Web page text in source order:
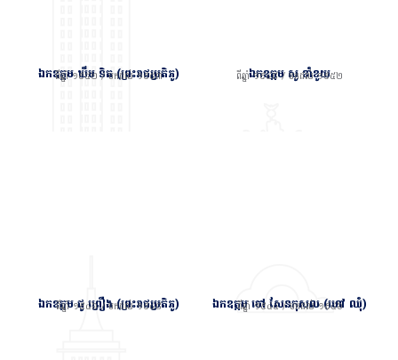
ឯកឧត្តម ឃឹម ទិត (ព្រះរាជប្រតិភូ)
ពីឆ្នាំ ១៩៥២ / មកដល់ ១៩៥៣ ឯកឧត្តម សូ ខាំខូយ
ពីឆ្នាំ ១៩៤៨ / មកដល់ ១៩៥២
ឯកឧត្តម ផូ ព្រឿង (ព្រះរាជប្រតិភូ)
ពីឆ្នាំ ១៩៤៦ / មកដល់ ១៩៤៨ ឯកឧត្តម ចៅ សែនកុសល (ហៅ ឈុំ)
ពីឆ្នាំ ១៩៤៤ / មកដល់ ១៩៤៦